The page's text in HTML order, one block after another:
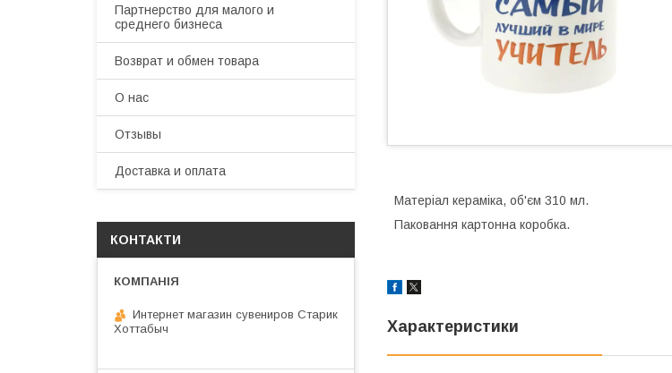
Матеріал кераміка, об'єм 310 мл.
Паковання картонна коробка.
Характеристики
Партнерство для малого и
среднего бизнеса
Возврат и обмен товара
О нас
Отзывы
Доставка и оплата
КОНТАКТИ
Интернет магазин сувениров Старик
Хоттабыч